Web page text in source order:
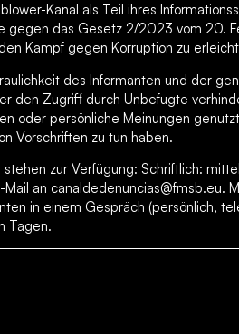
Kanal als Teil ihres
gegen das Gesetz 2/2023 vom 20.
Kampf gegen Korruption zu
des Informanten und der
den Zugriff durch Unbefugte
oder persönliche Meinungen
Vorschriften zu tun haben.
zur Verfügung: Schriftlich:
an canaldedenuncias@fmsb.eu.
in einem Gespräch (persönlich,
Tagen.